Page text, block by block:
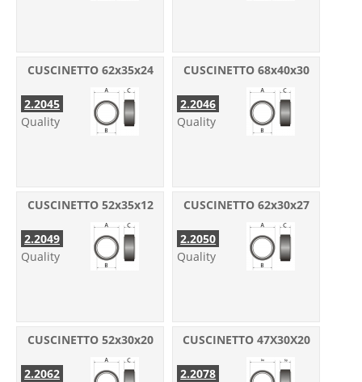
CUSCINETTO 62x35x24
2.2045
Quality
CUSCINETTO 68x40x30
2.2046
Quality
CUSCINETTO 52x35x12
2.2049
Quality
CUSCINETTO 62x30x27
2.2050
Quality
CUSCINETTO 52x30x20
2.2062
CUSCINETTO 47X30X20
2.2078